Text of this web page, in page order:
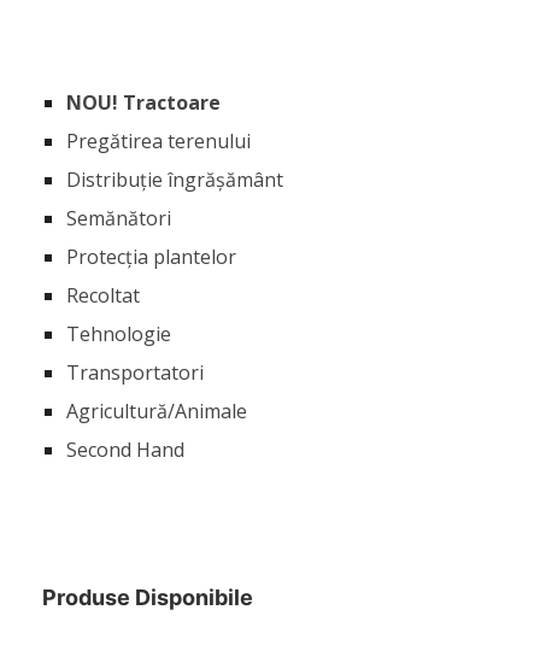
NOU! Tractoare
Pregătirea terenului
Distribuție îngrășământ
Semănători
Protecția plantelor
Recoltat
Tehnologie
Transportatori
Agricultură/Animale
Second Hand
Produse Disponibile